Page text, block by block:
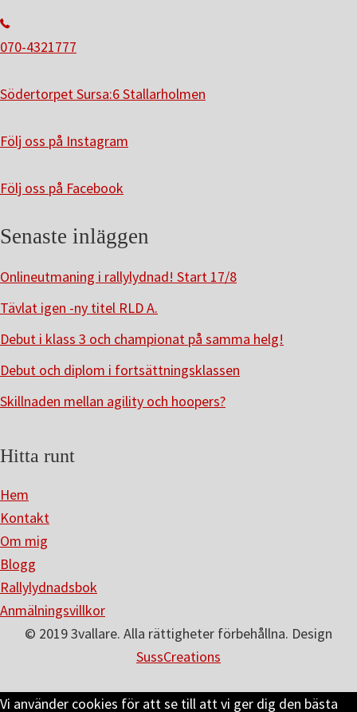
070-4321777
Södertorpet Sursa:6 Stallarholmen
Följ oss på Instagram
Följ oss på Facebook
Senaste inläggen
Onlineutmaning i rallylydnad! Start 17/8
Tävlat igen -ny titel RLD A.
Debut i klass 3 och championat på samma helg!
Debut och diplom i fortsättningsklassen
Skillnaden mellan agility och hoopers?
Hitta runt
Hem
Kontakt
Om mig
Blogg
Rallylydnadsbok
Anmälningsvillkor
© 2019 3vallare. Alla rättigheter förbehållna. Design
SussCreations
Vi använder cookies för att se till att vi ger dig den bästa